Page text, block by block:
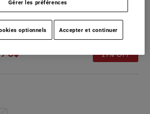
Parts
Packs
Crew 6" Socks
C$ 19% OFF
Gérer les préférences
optionnels Accepter et continuer